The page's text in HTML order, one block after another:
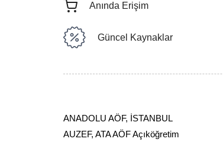
Anında Erişim
Güncel Kaynaklar
ANADOLU AÖF, İSTANBUL
AUZEF, ATA AÖF Açıköğretim